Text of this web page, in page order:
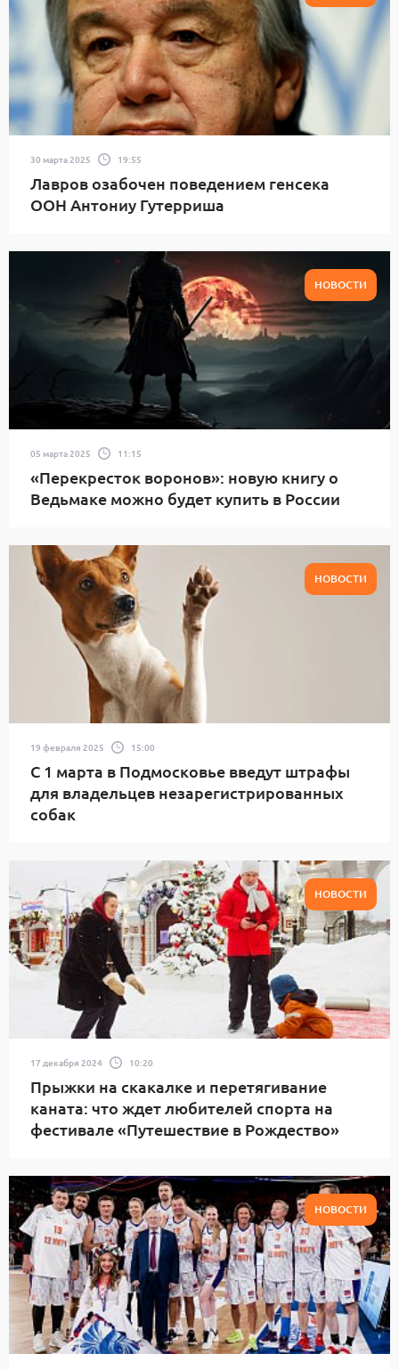
30 марта 2025 19:55
Лавров озабочен поведением генсека
ООН Антониу Гутерриша
НОВОСТИ
05 марта 2025 11:15
«Перекресток воронов»: новую книгу о
Ведьмаке можно будет купить в России
НОВОСТИ
19 февраля 2025 15:00
С 1 марта в Подмосковье введут штрафы
для владельцев незарегистрированных
собак
НОВОСТИ
17 декабря 2024 10:20
Прыжки на скакалке и перетягивание
каната: что ждет любителей спорта на
фестивале «Путешествие в Рождество»
НОВОСТИ